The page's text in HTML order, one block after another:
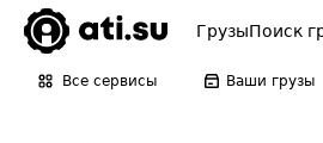
ГрузыПоиск
Все сервисы Ваши грузы